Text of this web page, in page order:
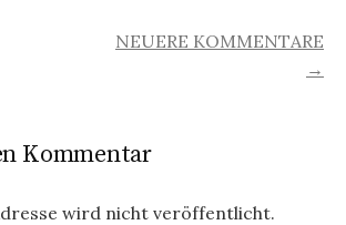
NEUERE KOMMENTARE
→
Kommentar
wird nicht veröffentlicht.